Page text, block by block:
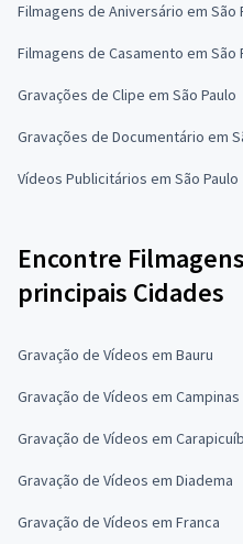
Filmagens de Aniversário em São
Filmagens de Casamento em São
Gravações de Clipe em São Paulo
Gravações de Documentário em
Vídeos Publicitários em São Paulo
Encontre
principais Cidades
Gravação de Vídeos em Bauru
Gravação de Vídeos em Campinas
Gravação de Vídeos em
Gravação de Vídeos em Diadema
Gravação de Vídeos em Franca